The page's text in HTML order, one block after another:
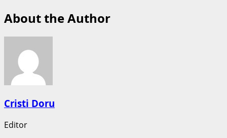
About the Author
Cristi Doru
Editor